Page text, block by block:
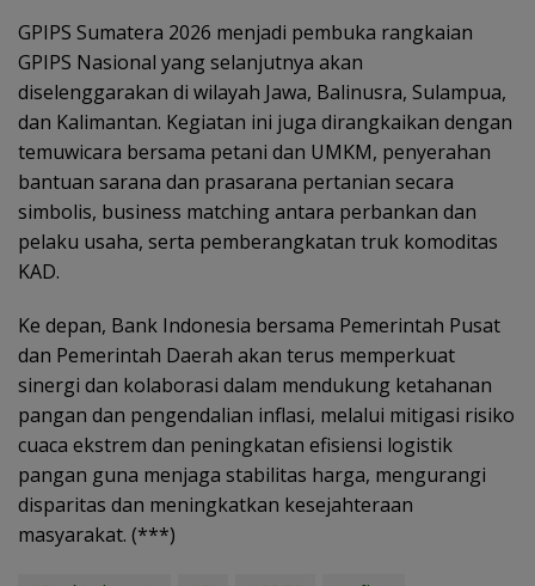
GPIPS Sumatera 2026 menjadi pembuka rangkaian
GPIPS Nasional yang selanjutnya akan
diselenggarakan di wilayah Jawa, Balinusra, Sulampua,
dan Kalimantan. Kegiatan ini juga dirangkaikan dengan
temuwicara bersama petani dan UMKM, penyerahan
bantuan sarana dan prasarana pertanian secara
simbolis, business matching antara perbankan dan
pelaku usaha, serta pemberangkatan truk komoditas
KAD.
Ke depan, Bank Indonesia bersama Pemerintah Pusat
dan Pemerintah Daerah akan terus memperkuat
sinergi dan kolaborasi dalam mendukung ketahanan
pangan dan pengendalian inflasi, melalui mitigasi risiko
cuaca ekstrem dan peningkatan efisiensi logistik
pangan guna menjaga stabilitas harga, mengurangi
disparitas dan meningkatkan kesejahteraan
masyarakat. (***)